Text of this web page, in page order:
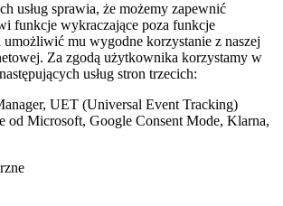
usług sprawia, że możemy zapewnić
funkcje wykraczające poza funkcje
mu wygodne korzystanie z naszej
Za zgodą użytkownika korzystamy w
usług stron trzecich:
UET (Universal Event Tracking)
od Microsoft, Google Consent Mode, Klarna,